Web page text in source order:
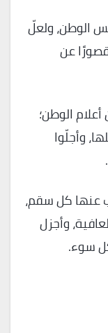
الوطن، ولعلّ
عن
الوطن؛
وأجلّوا
عنها كل سقم،
وأجزل
سوء.